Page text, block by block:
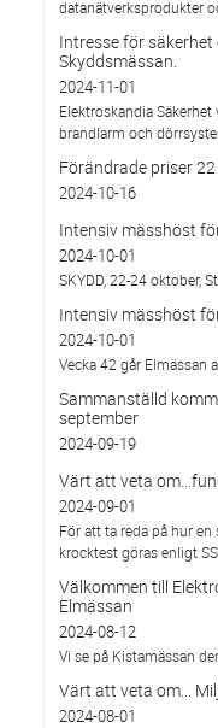
datanätverksprodukter
Intresse för
Skyddsmässan.
2024-11-01
Elektroskandia
brandlarm och
Förändrade priser
2024-10-16
Intensiv mässhöst
2024-10-01
SKYDD, 22-24 oktober,
Intensiv mässhöst
2024-10-01
Vecka 42 går Elmässan
Sammanställd
september
2024-09-19
Värt att veta
2024-09-01
För att ta reda på hur
krocktest göras enligt
Välkommen till
Elmässan
2024-08-12
Vi se på Kistamässan
Värt att veta om...
2024-08-01